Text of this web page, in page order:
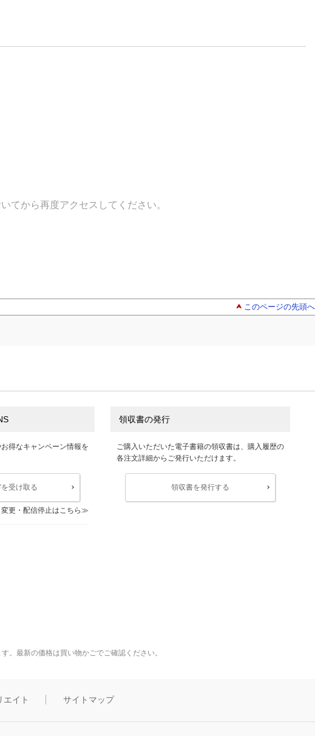
てから再度アクセスしてください。
このページの先頭へ
得なキャンペーン情報を
を受け取る
変更・配信停止はこちら
領収書の発行
ご購入いただいた電子書籍の領収書は、購入履歴の
各注文詳細からご発行いただけます。
領収書を発行する
。最新の価格は買い物かごでご確認ください。
エイト サイトマップ